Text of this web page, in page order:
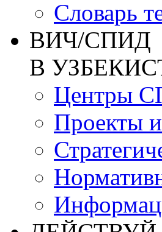
Словарь
ВИЧ/СПИД
В
Центры
Проекты